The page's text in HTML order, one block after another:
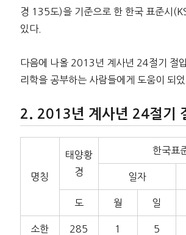
경 135도)을 기준으로 한 한국 표준시
있다.
다음에 나올 2013년 계사년 24절기 절
리학을 공부하는 사람들에게 도움이 되
2013년 계사년 24절기
명칭
태양황
경
한국표
일자
도 월 일
소한 285 1 5